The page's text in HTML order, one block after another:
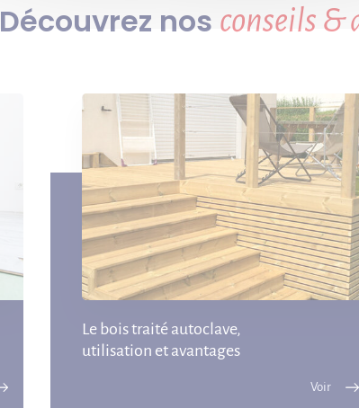
Découvrez nos conseils &
Le bois traité autoclave,
utilisation et avantages